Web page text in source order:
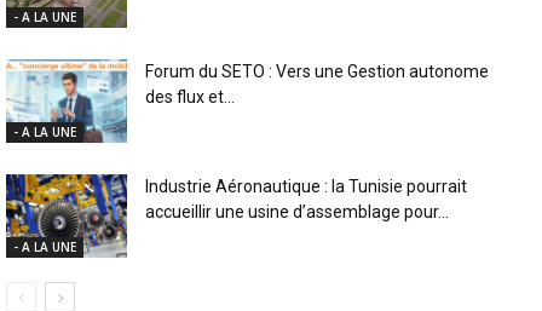
- A LA UNE
- A LA UNE
Forum du SETO : Vers une Gestion autonome
des flux et...
- A LA UNE
Industrie Aéronautique : la Tunisie pourrait
accueillir une usine d’assemblage pour...